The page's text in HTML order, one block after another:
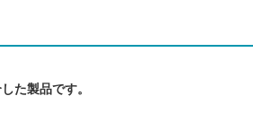
た製品です。